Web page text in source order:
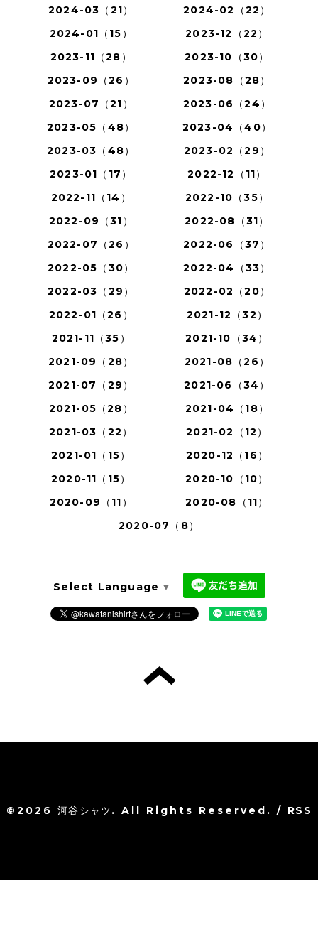
2024-03（21）
2024-02（22）
2024-01（15）
2023-12（22）
2023-11（28）
2023-10（30）
2023-09（26）
2023-08（28）
2023-07（21）
2023-06（24）
2023-05（48）
2023-04（40）
2023-03（48）
2023-02（29）
2023-01（17）
2022-12（11）
2022-11（14）
2022-10（35）
2022-09（31）
2022-08（31）
2022-07（26）
2022-06（37）
2022-05（30）
2022-04（33）
2022-03（29）
2022-02（20）
2022-01（26）
2021-12（32）
2021-11（35）
2021-10（34）
2021-09（28）
2021-08（26）
2021-07（29）
2021-06（34）
2021-05（28）
2021-04（18）
2021-03（22）
2021-02（12）
2021-01（15）
2020-12（16）
2020-11（15）
2020-10（10）
2020-09（11）
2020-08（11）
2020-07（8）
Select Language ▼
©2026河谷シャツ. All Rights Reserved. / RSS